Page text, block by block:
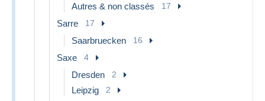
Autres & non classés 17
Sarre 17
Saarbruecken 16
Saxe 4
Dresden 2
Leipzig 2